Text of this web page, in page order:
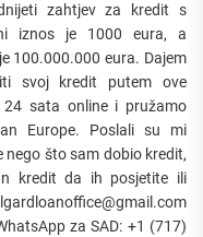
zahtjev za kredit s
iznos je 1000 eura, a
100.000.000 eura. Dajem
svoj kredit putem ove
24 sata online i pružamo
Europe. Poslali su mi
nego što sam dobio kredit,
kredit da ih posjetite ili
za SAD: +1 (717)